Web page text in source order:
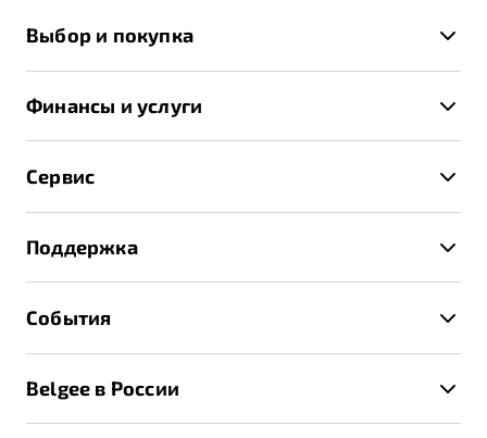
X70
Выбор и покупка
Записаться на тест-драйв
Получить предложение
Финансы и услуги
Страхование
Расчет КАСКО
Сервис
Техническое обслуживание
Калькулятор ТО
Поддержка
Помощь на дорогах
Belgee Линк
События
Belgee в России